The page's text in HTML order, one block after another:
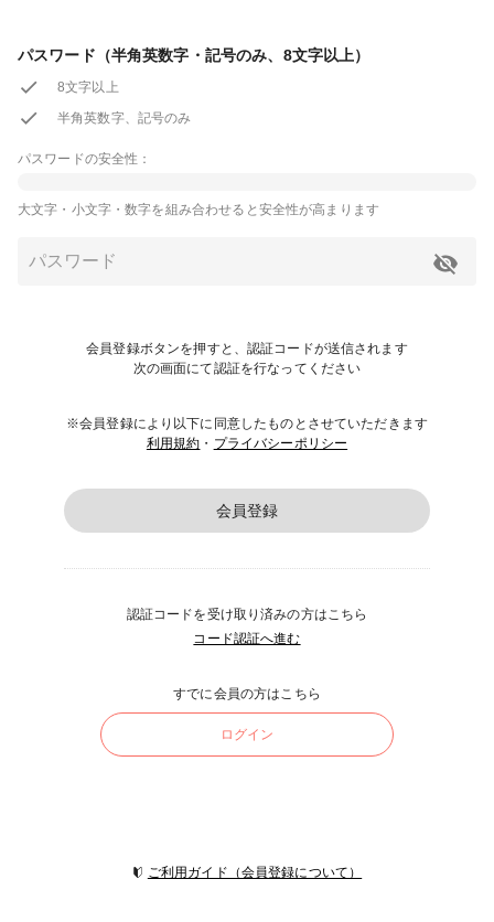
パスワード（半角英数字・記号のみ、8文字以上）
8文字以上
半角英数字、記号のみ
パスワードの安全性：
大文字・小文字・数字を組み合わせると安全性が高まります
会員登録ボタンを押すと、認証コードが送信されます
次の画面にて認証を行なってください
※会員登録により以下に同意したものとさせていただきます
利用規約 ・ プライバシーポリシー
会員登録
認証コードを受け取り済みの方はこちら
コード認証へ進む
すでに会員の方はこちら
ログイン
ご利用ガイド（会員登録について）